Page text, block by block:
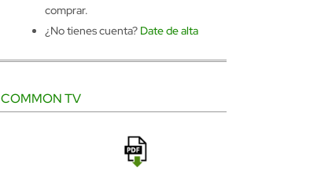
comprar.
¿No tienes cuenta? Date de alta
COMMON TV